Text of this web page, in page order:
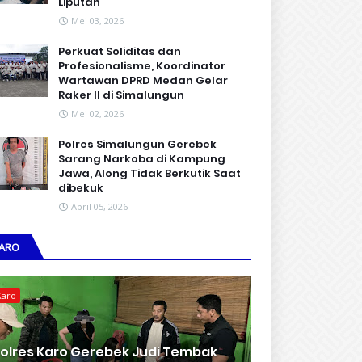
Mei 03, 2026
Perkuat Soliditas dan
Profesionalisme, Koordinator
Wartawan DPRD Medan Gelar
Raker II di Simalungun
Mei 02, 2026
Polres Simalungun Gerebek
Sarang Narkoba di Kampung
Jawa, Along Tidak Berkutik Saat
dibekuk
April 05, 2026
Karo Gerebek Judi Tembak